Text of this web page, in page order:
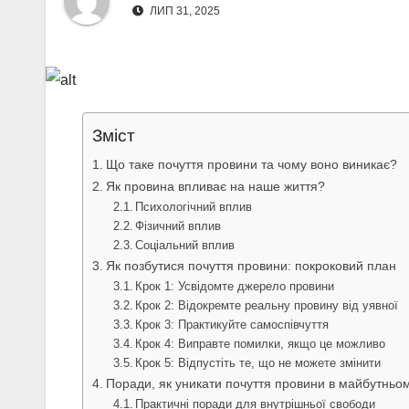
ЛИП 31, 2025
Зміст
Що таке почуття провини та чому воно виникає?
Як провина впливає на наше життя?
Психологічний вплив
Фізичний вплив
Соціальний вплив
Як позбутися почуття провини: покроковий план
Крок 1: Усвідомте джерело провини
Крок 2: Відокремте реальну провину від уявної
Крок 3: Практикуйте самоспівчуття
Крок 4: Виправте помилки, якщо це можливо
Крок 5: Відпустіть те, що не можете змінити
Поради, як уникати почуття провини в
Практичні поради для внутрішньої свободи